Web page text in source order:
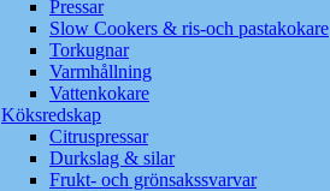
Pressar
Slow Cookers & ris-och pastakokare
Torkugnar
Varmhållning
Vattenkokare
Köksredskap
Citruspressar
Durkslag & silar
Frukt- och grönsakssvarvar